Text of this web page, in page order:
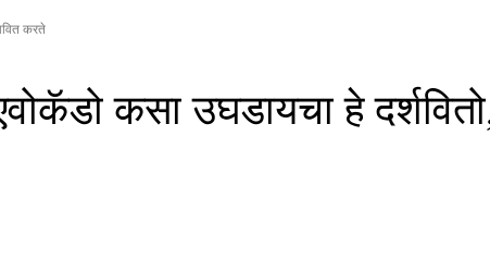
करते
कसा उघडायचा हे